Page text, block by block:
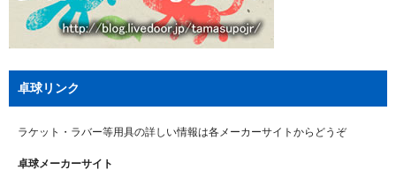
卓球リンク
ラケット・ラバー等用具の詳しい情報は各メーカーサイトからどうぞ
卓球メーカーサイト